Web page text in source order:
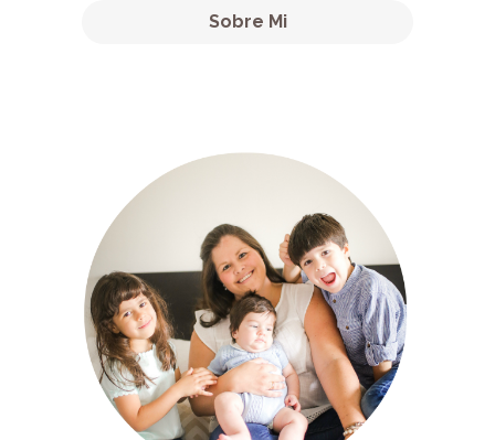
Sobre Mi